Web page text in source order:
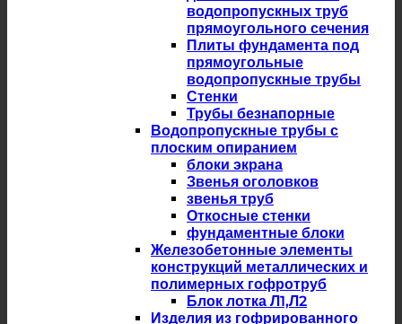
водопропускных труб
прямоугольного сечения
Плиты фундамента под
прямоугольные
водопропускные трубы
Стенки
Трубы безнапорные
Водопропускные трубы с
плоским опиранием
блоки экрана
Звенья оголовков
звенья труб
Откосные стенки
фундаментные блоки
Железобетонные элементы
конструкций металлических и
полимерных гофротруб
Блок лотка Л1,Л2
Изделия из гофрированного